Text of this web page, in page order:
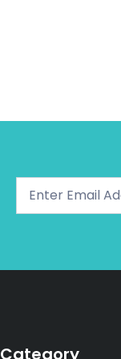
Category